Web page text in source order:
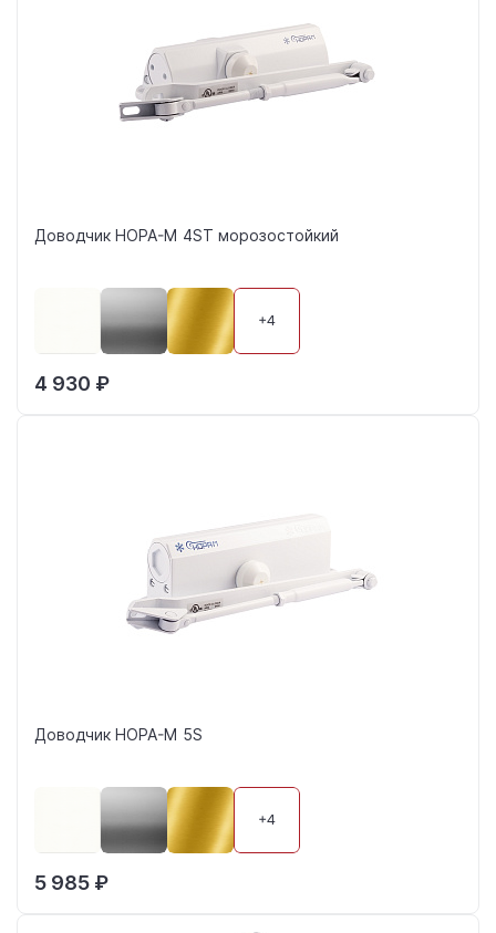
Доводчик НОРА-М 4ST морозостойкий
+4
4 930 ₽
Доводчик НОРА-М 5S
+4
5 985 ₽